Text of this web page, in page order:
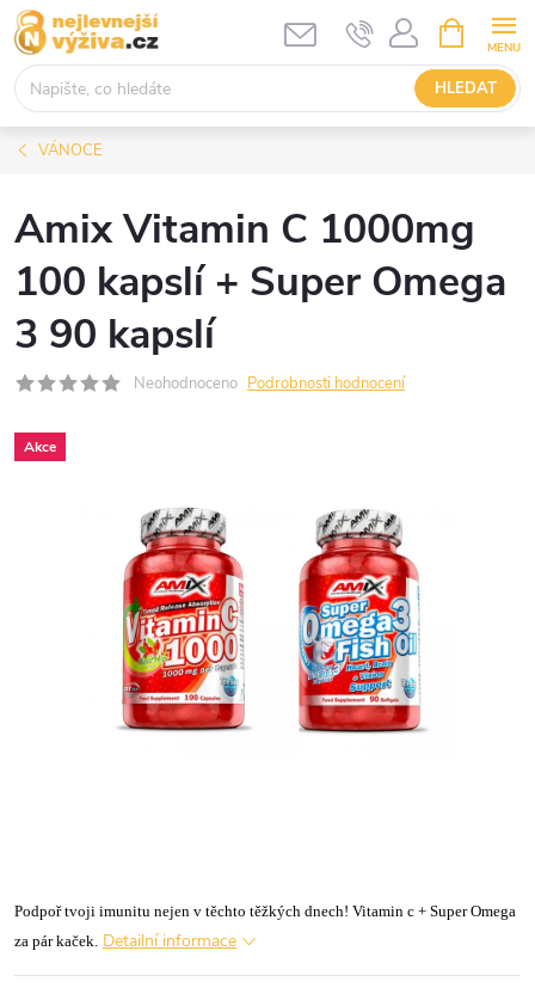
Přejít
na
obsah
HLEDAT
NÁKUPNÍ
KOŠÍK
VÁNOCE
Amix Vitamin C 1000mg
100 kapslí + Super Omega
3 90 kapslí
Neohodnoceno Podrobnosti hodnocení
Akce
Podpoř tvoji imunitu nejen v těchto těžkých dnech! Vitamin c + Super Omega
za pár kaček. Detailní informace